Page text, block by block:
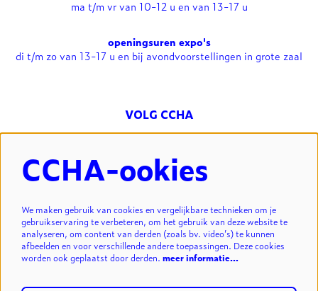
ma t/m vr van 10-12 u en van 13-17 u
openingsuren expo's
di t/m zo van 13-17 u en bij avondvoorstellingen in grote zaal
VOLG CCHA
INSCHRIJVEN
CCHA-ookies
We maken gebruik van cookies en vergelijkbare technieken om je
gebruikservaring te verbeteren, om het gebruik van deze website te
analyseren, om content van derden (zoals bv. video’s) te kunnen
afbeelden en voor verschillende andere toepassingen. Deze cookies
worden ook geplaatst door derden. meer informatie…